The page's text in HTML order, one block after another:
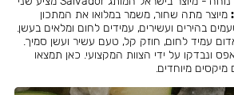
מיוצר מתה שחור, משמר במלואו את המתכון
עמיד לחום, חוזק קל, טעם עשיר ועשן סמיך.
ונבדקו על ידי הצוות המקצועי. כאן תמצאו
מיוחדים.